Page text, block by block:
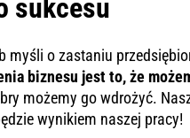
sukcesu
myśli o zastaniu
biznesu jest to, że
możemy go wdrożyć.
wynikiem naszej pracy!